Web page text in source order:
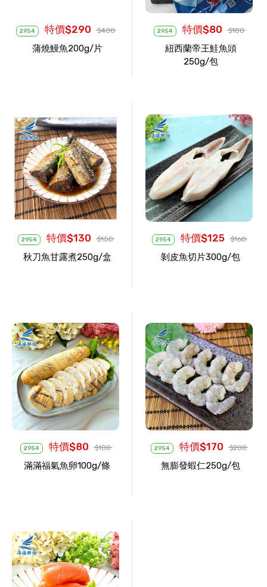
2954 特價$290 $400
蒲燒鰻魚200g/片
2954 特價$80 $100
紐西蘭帝王鮭魚頭
250g/包
2954 特價$130 $150
秋刀魚甘露煮250g/盒
2954 特價$125 $160
剝皮魚切片300g/包
2954 特價$80 $100
滿滿福氣魚卵100g/條
2954 特價$170 $200
無膨發蝦仁250g/包